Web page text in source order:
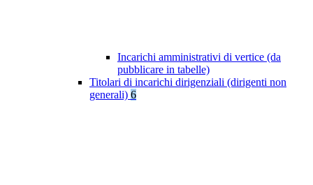
Incarichi amministrativi di vertice (da
pubblicare in tabelle)
Titolari di incarichi dirigenziali (dirigenti non
generali) 6